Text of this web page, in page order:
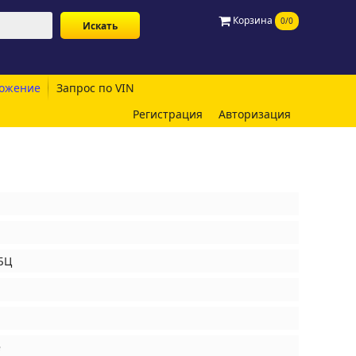
Корзина 0/0
Запрос по VIN
Регистрация
Авторизация